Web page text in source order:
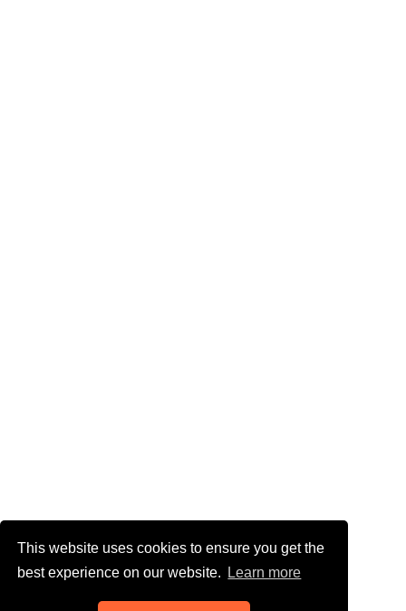
This website uses cookies to ensure you get the
best experience on our website.
Learn more